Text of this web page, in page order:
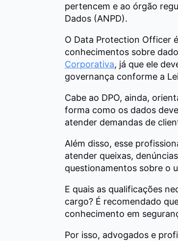
pertencem e ao órgão
Dados (ANPD).
O Data Protection Officer
conhecimentos sobre
Corporativa, já que ele
governança conforme a
Cabe ao DPO, ainda,
forma como os dados
atender demandas de
Além disso, esse
atender queixas,
questionamentos sobre o
E quais as qualificações
cargo? É recomendado
conhecimento em
Por isso, advogados e